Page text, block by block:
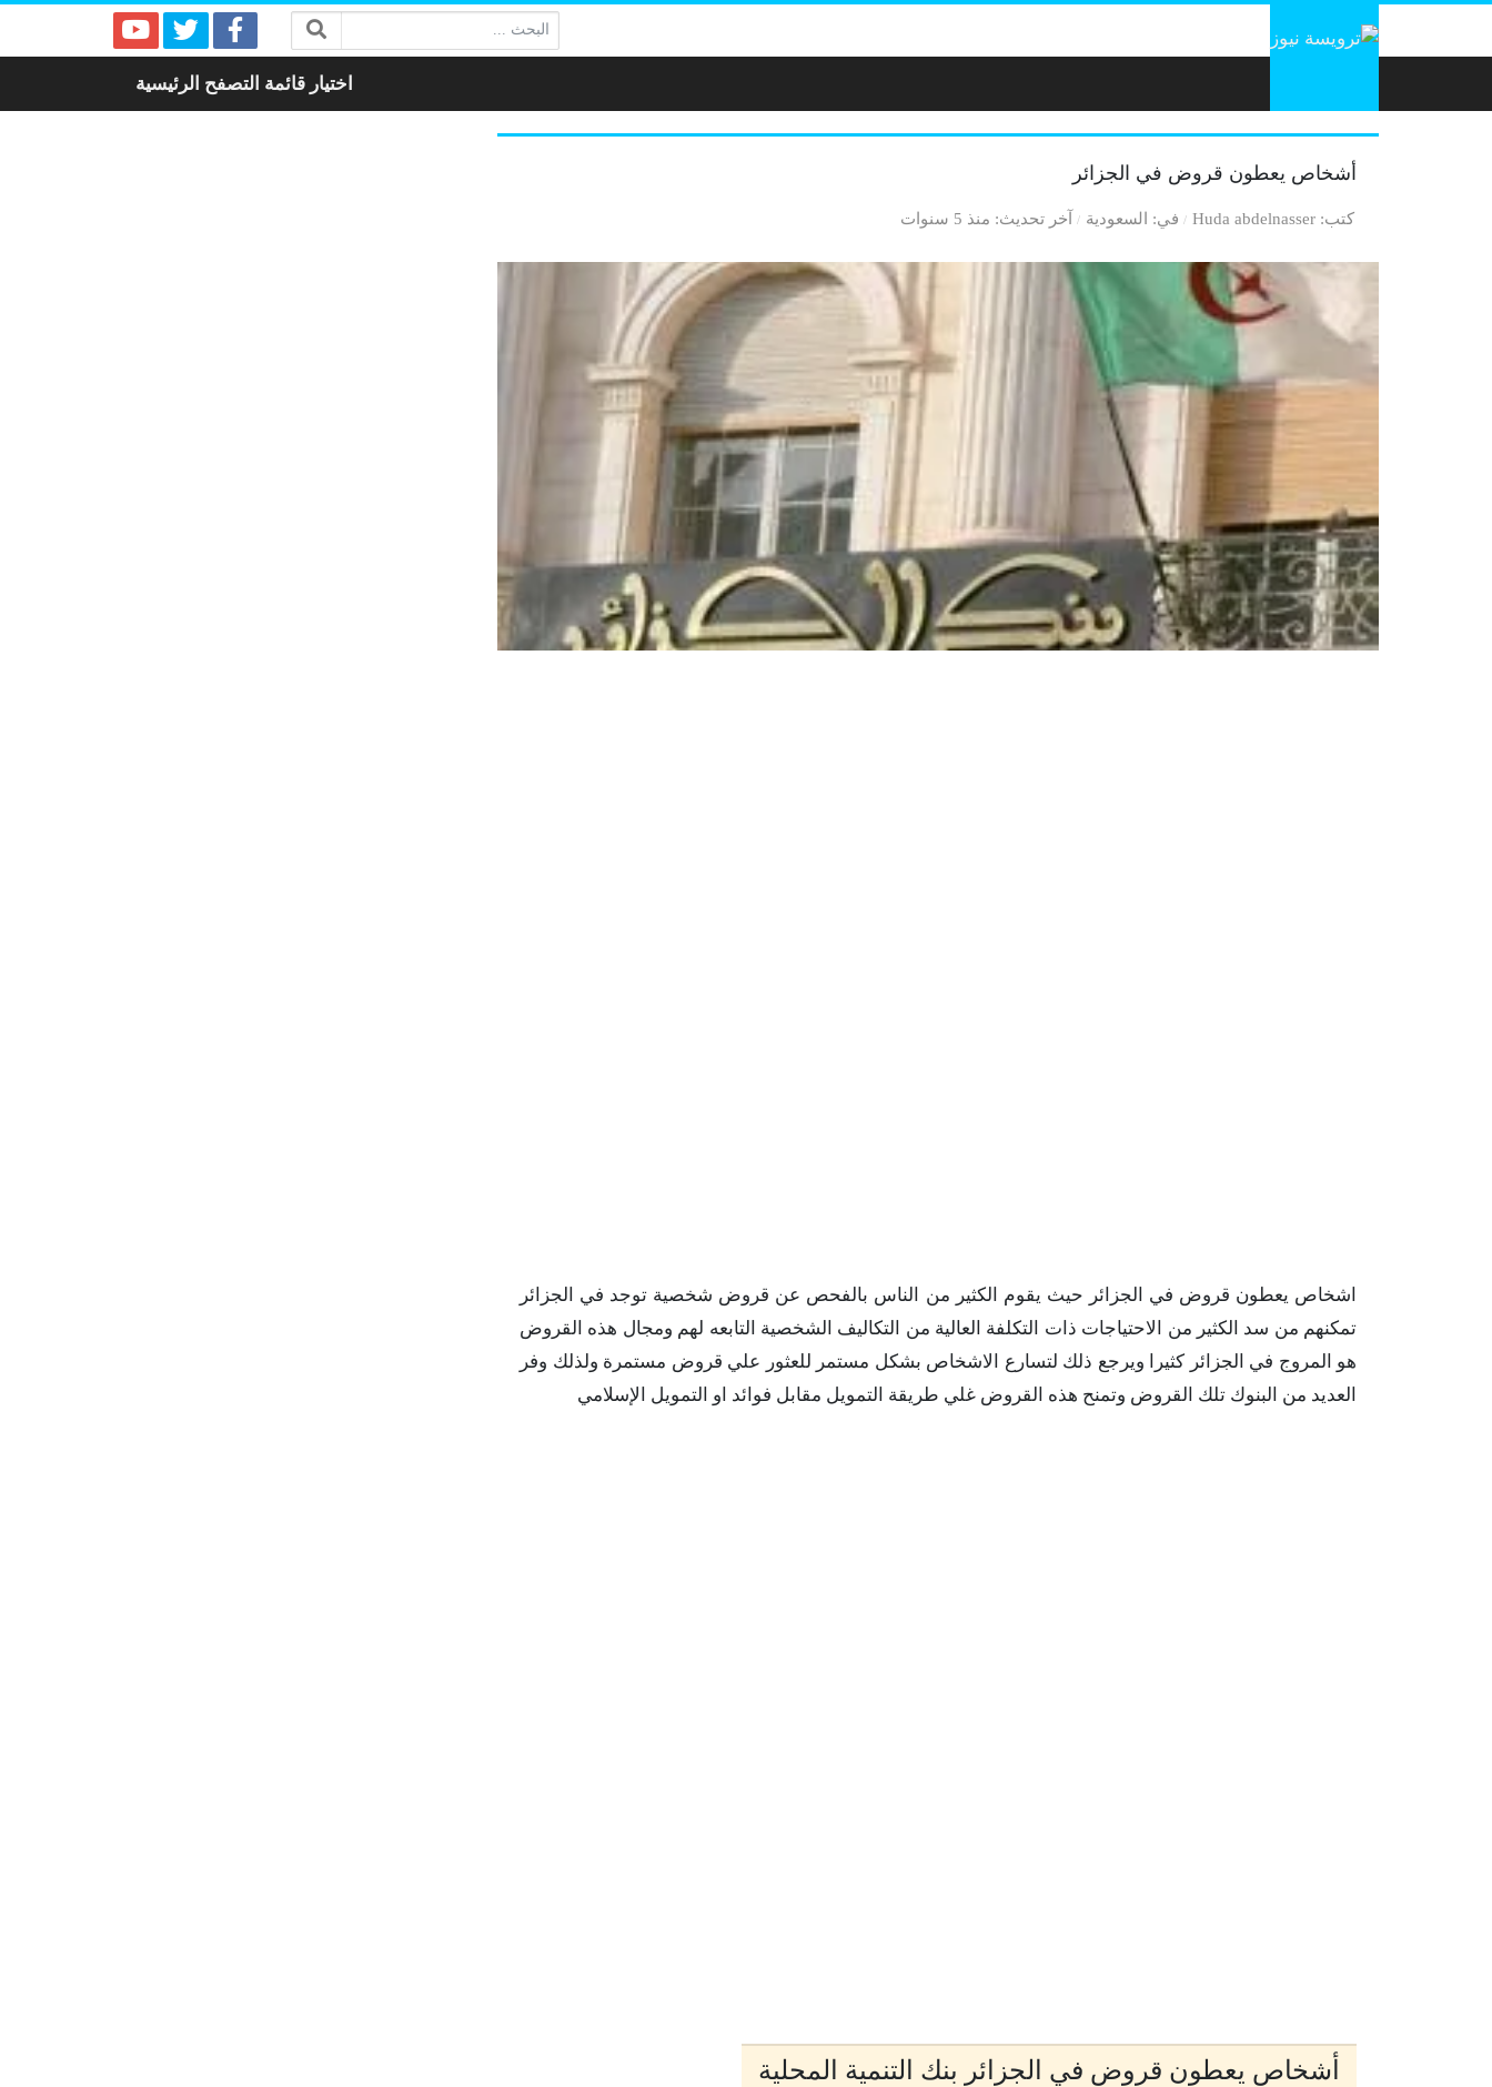
البحث:
اختيار قائمة التصفح الرئيسية
أشخاص يعطون قروض في الجزائر
كتب Huda abdelnasser في السعودية آخر تحديث منذ 5 سنوات
اشخاص يعطون قروض في الجزائر حيث يقوم الكثير من الناس بالفحص عن قروض شخصية توجد في الجزائر
تمكنهم من سد الكثير من الاحتياجات ذات التكلفة العالية من التكاليف الشخصية التابعه لهم ومجال هذه القروض
هو المروج في الجزائر كثيرا ويرجع ذلك لتسارع الاشخاص بشكل مستمر للعثور علي قروض مستمرة ولذلك وفر
العديد من البنوك تلك القروض وتمنح هذه القروض غلي طريقة التمويل مقابل فوائد او التمويل الإسلامي
أشخاص يعطون قروض في الجزائر بنك التنمية المحلية